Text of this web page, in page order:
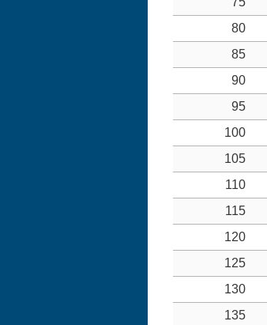
80
85
90
95
100
105
110
115
120
125
130
135